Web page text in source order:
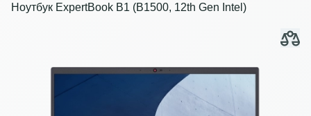
Ноутбук ExpertBook B1 (B1500, 12th Gen Intel) ​